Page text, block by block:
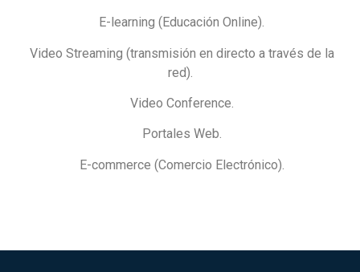
E-learning (Educación Online).
Video Streaming (transmisión en directo a través de la
red).
Video Conference.
Portales Web.
E-commerce (Comercio Electrónico).